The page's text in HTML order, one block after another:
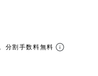
分割手数料無料